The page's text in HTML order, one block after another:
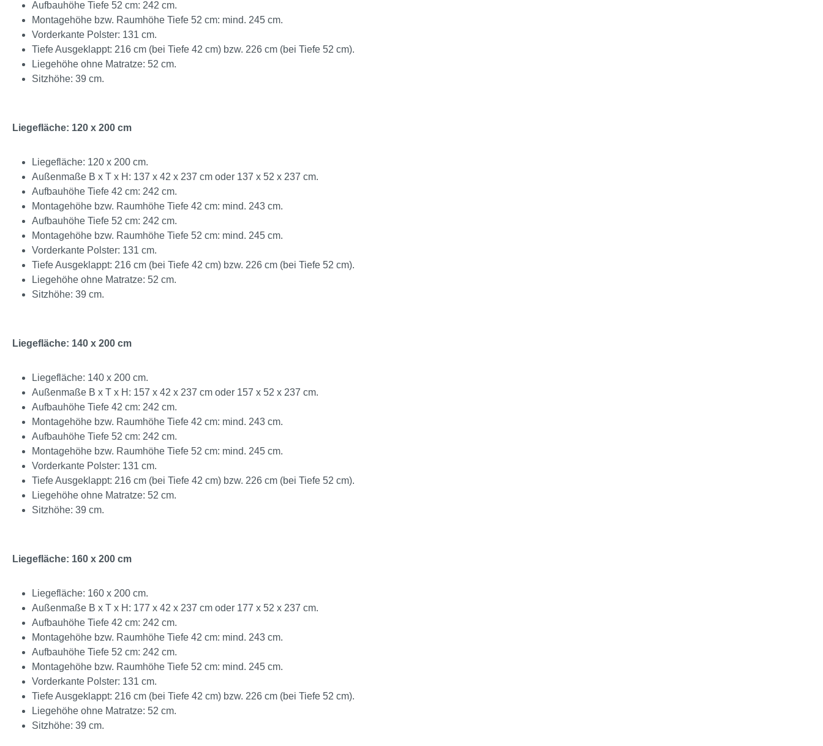
Aufbauhöhe Tiefe 52 cm: 242 cm.
Montagehöhe bzw. Raumhöhe Tiefe 52 cm: mind. 245 cm.
Vorderkante Polster: 131 cm.
Tiefe Ausgeklappt: 216 cm (bei Tiefe 42 cm) bzw. 226 cm (bei Tiefe 52 cm).
Liegehöhe ohne Matratze: 52 cm.
Sitzhöhe: 39 cm.
Liegefläche: 120 x 200 cm
Liegefläche: 120 x 200 cm.
Außenmaße B x T x H: 137 x 42 x 237 cm oder 137 x 52 x 237 cm.
Aufbauhöhe Tiefe 42 cm: 242 cm.
Montagehöhe bzw. Raumhöhe Tiefe 42 cm: mind. 243 cm.
Aufbauhöhe Tiefe 52 cm: 242 cm.
Montagehöhe bzw. Raumhöhe Tiefe 52 cm: mind. 245 cm.
Vorderkante Polster: 131 cm.
Tiefe Ausgeklappt: 216 cm (bei Tiefe 42 cm) bzw. 226 cm (bei Tiefe 52 cm).
Liegehöhe ohne Matratze: 52 cm.
Sitzhöhe: 39 cm.
Liegefläche: 140 x 200 cm
Liegefläche: 140 x 200 cm.
Außenmaße B x T x H: 157 x 42 x 237 cm oder 157 x 52 x 237 cm.
Aufbauhöhe Tiefe 42 cm: 242 cm.
Montagehöhe bzw. Raumhöhe Tiefe 42 cm: mind. 243 cm.
Aufbauhöhe Tiefe 52 cm: 242 cm.
Montagehöhe bzw. Raumhöhe Tiefe 52 cm: mind. 245 cm.
Vorderkante Polster: 131 cm.
Tiefe Ausgeklappt: 216 cm (bei Tiefe 42 cm) bzw. 226 cm (bei Tiefe 52 cm).
Liegehöhe ohne Matratze: 52 cm.
Sitzhöhe: 39 cm.
Liegefläche: 160 x 200 cm
Liegefläche: 160 x 200 cm.
Außenmaße B x T x H: 177 x 42 x 237 cm oder 177 x 52 x 237 cm.
Aufbauhöhe Tiefe 42 cm: 242 cm.
Montagehöhe bzw. Raumhöhe Tiefe 42 cm: mind. 243 cm.
Aufbauhöhe Tiefe 52 cm: 242 cm.
Montagehöhe bzw. Raumhöhe Tiefe 52 cm: mind. 245 cm.
Vorderkante Polster: 131 cm.
Tiefe Ausgeklappt: 216 cm (bei Tiefe 42 cm) bzw. 226 cm (bei Tiefe 52 cm).
Liegehöhe ohne Matratze: 52 cm.
Sitzhöhe: 39 cm.